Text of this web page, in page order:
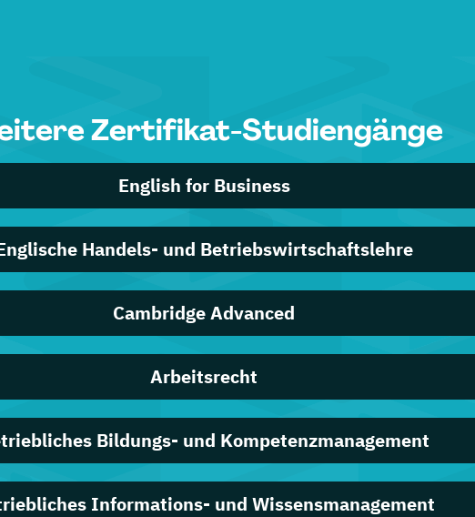
Zertifikat-Studiengänge
English for Business
Handels- und Betriebswirtschaftslehre
Cambridge Advanced
Arbeitsrecht
Bildungs- und Kompetenzmanagement
Informations- und Wissensmanagement